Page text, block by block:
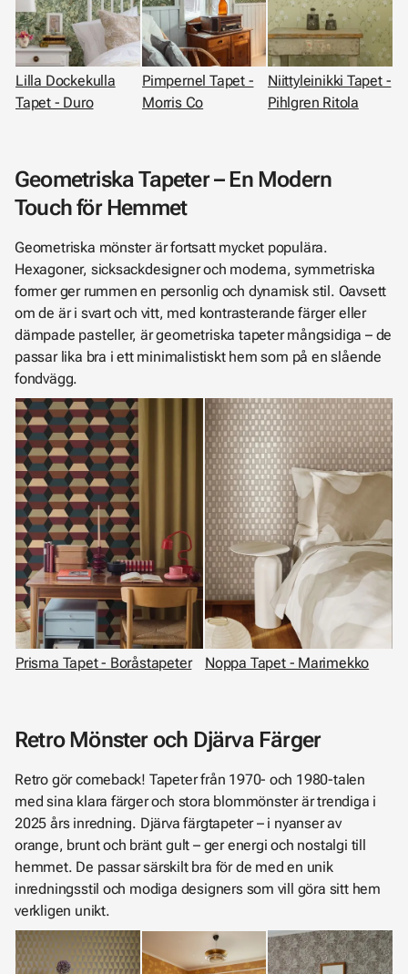
Lilla Dockekulla
Tapet - Duro
Pimpernel Tapet -
Morris Co
Niittyleinikki Tapet -
Pihlgren Ritola
Geometriska Tapeter – En Modern
Touch för Hemmet
Geometriska mönster är fortsatt mycket populära.
Hexagoner, sicksackdesigner och moderna, symmetriska
former ger rummen en personlig och dynamisk stil. Oavsett
om de är i svart och vitt, med kontrasterande färger eller
dämpade pasteller, är geometriska tapeter mångsidiga – de
passar lika bra i ett minimalistiskt hem som på en slående
fondvägg.
Prisma Tapet - Boråstapeter Noppa Tapet - Marimekko
Retro Mönster och Djärva Färger
Retro gör comeback! Tapeter från 1970- och 1980-talen
med sina klara färger och stora blommönster är trendiga i
2025 års inredning. Djärva färgtapeter – i nyanser av
orange, brunt och bränt gult – ger energi och nostalgi till
hemmet. De passar särskilt bra för de med en unik
inredningsstil och modiga designers som vill göra sitt hem
verkligen unikt.